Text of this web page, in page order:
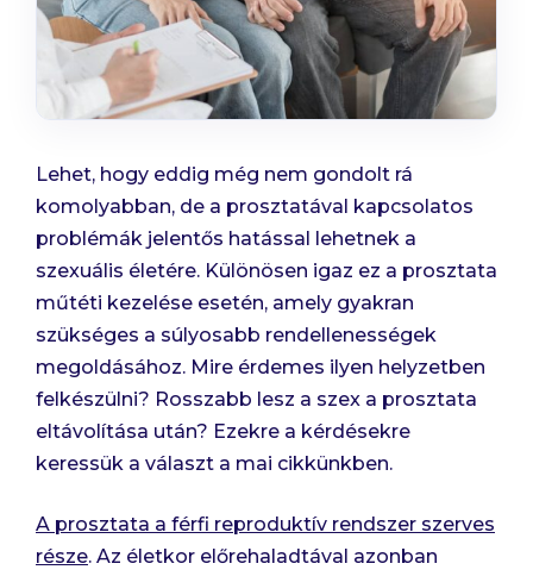
Lehet, hogy eddig még nem gondolt rá
komolyabban, de a prosztatával kapcsolatos
problémák jelentős hatással lehetnek a
szexuális életére. Különösen igaz ez a prosztata
műtéti kezelése esetén, amely gyakran
szükséges a súlyosabb rendellenességek
megoldásához. Mire érdemes ilyen helyzetben
felkészülni? Rosszabb lesz a szex a prosztata
eltávolítása után? Ezekre a kérdésekre
keressük a választ a mai cikkünkben.
A prosztata a férfi reproduktív rendszer szerves
része. Az életkor előrehaladtával azonban